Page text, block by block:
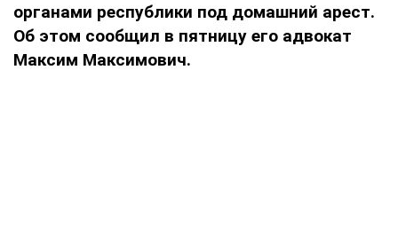
органами республики под домашний арест.
Об этом сообщил в пятницу его адвокат
Максим Максимович.